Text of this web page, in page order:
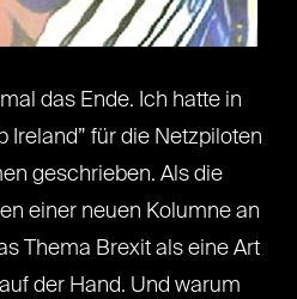
das Ende. Ich hatte in
Ireland” für die Netzpiloten
geschrieben. Als die
einer neuen Kolumne an
Thema Brexit als eine Art
der Hand. Und warum